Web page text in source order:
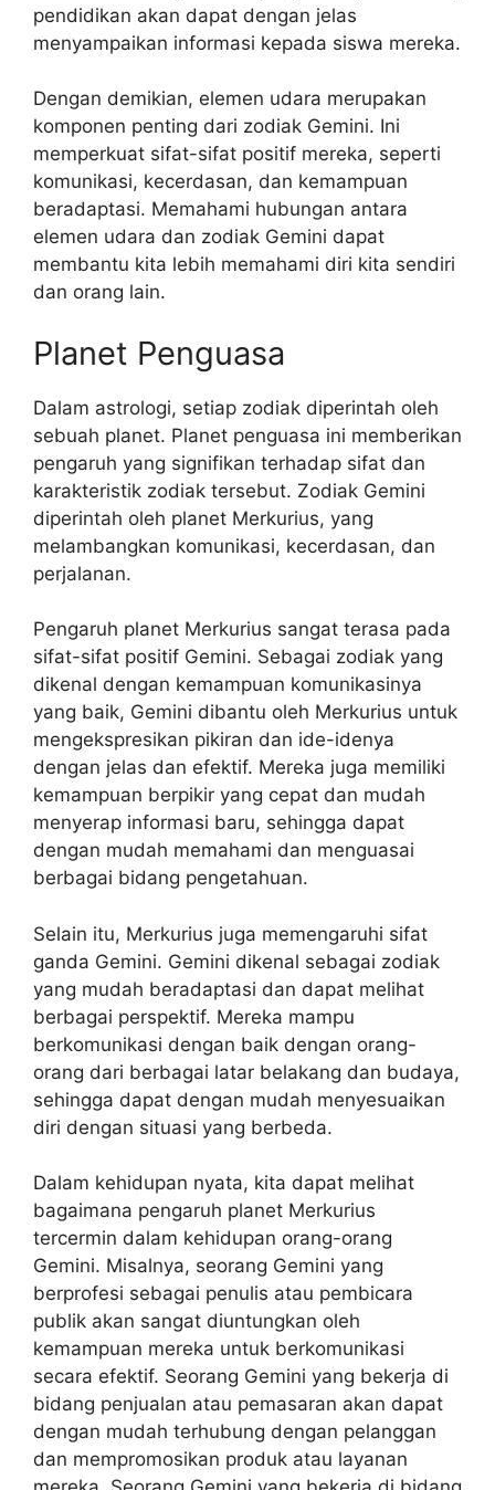
pendidikan akan dapat dengan jelas
menyampaikan informasi kepada siswa mereka.
Dengan demikian, elemen udara merupakan
komponen penting dari zodiak Gemini. Ini
memperkuat sifat-sifat positif mereka, seperti
komunikasi, kecerdasan, dan kemampuan
beradaptasi. Memahami hubungan antara
elemen udara dan zodiak Gemini dapat
membantu kita lebih memahami diri kita sendiri
dan orang lain.
Planet Penguasa
Dalam astrologi, setiap zodiak diperintah oleh
sebuah planet. Planet penguasa ini memberikan
pengaruh yang signifikan terhadap sifat dan
karakteristik zodiak tersebut. Zodiak Gemini
diperintah oleh planet Merkurius, yang
melambangkan komunikasi, kecerdasan, dan
perjalanan.
Pengaruh planet Merkurius sangat terasa pada
sifat-sifat positif Gemini. Sebagai zodiak yang
dikenal dengan kemampuan komunikasinya
yang baik, Gemini dibantu oleh Merkurius untuk
mengekspresikan pikiran dan ide-idenya
dengan jelas dan efektif. Mereka juga memiliki
kemampuan berpikir yang cepat dan mudah
menyerap informasi baru, sehingga dapat
dengan mudah memahami dan menguasai
berbagai bidang pengetahuan.
Selain itu, Merkurius juga memengaruhi sifat
ganda Gemini. Gemini dikenal sebagai zodiak
yang mudah beradaptasi dan dapat melihat
berbagai perspektif. Mereka mampu
berkomunikasi dengan baik dengan orang-
orang dari berbagai latar belakang dan budaya,
sehingga dapat dengan mudah menyesuaikan
diri dengan situasi yang berbeda.
Dalam kehidupan nyata, kita dapat melihat
bagaimana pengaruh planet Merkurius
tercermin dalam kehidupan orang-orang
Gemini. Misalnya, seorang Gemini yang
berprofesi sebagai penulis atau pembicara
publik akan sangat diuntungkan oleh
kemampuan mereka untuk berkomunikasi
secara efektif. Seorang Gemini yang bekerja di
bidang penjualan atau pemasaran akan dapat
dengan mudah terhubung dengan pelanggan
dan mempromosikan produk atau layanan